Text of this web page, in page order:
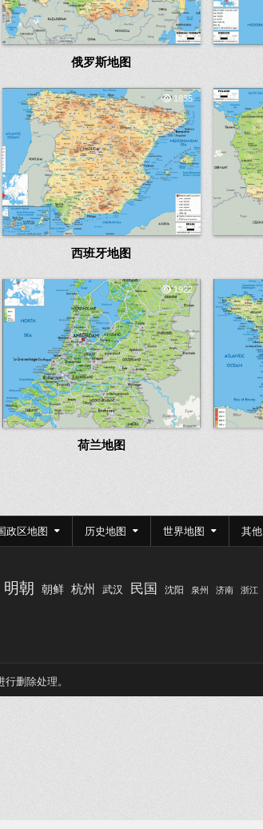
俄罗斯地图
1835
西班牙地图
1922
荷兰地图
政区地图 历史地图 世界地图 其他
明朝 朝鲜 杭州 武汉 民国 沈阳 泉州 济南 浙江
删除处理。